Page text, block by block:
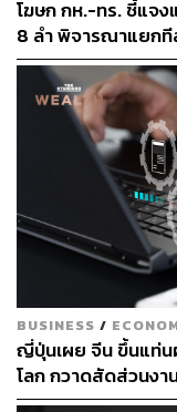
TAGS: ปัญญาประดิษฐ์
เศรษฐกิจไทย
R&I
สำนักง
โฆษก กห.-ทร. ชี้แจ
8 ลำ พิจารณาแยกที
BUSINESS /
ญี่ปุ่นเผย จีน ขึ้นแท่
โลก กวาดสัดส่วนง